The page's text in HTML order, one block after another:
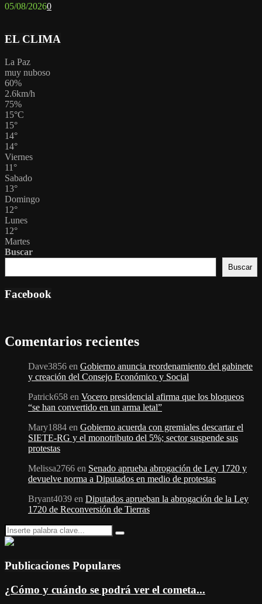
05/08/20260
EL CLIMA
La Paz
muy nuboso
60%
2.6km/h
75%
15°C
15°
14°
14°
Viernes
11 °
Sabado
13°
Domingo
12°
Lunes
12°
Martes
Buscar
Buscar
Facebook
Comentarios recientes
Dave3856 en Gobierno anuncia reordenamiento del gabinete
y creación del Consejo Económico y Social
Patrick658 en Vocero presidencial afirma que los bloqueos
“se han convertido en un arma letal”
Mary1884 en Gobierno acuerda con gremiales descartar el
SIETE-RG y el monotributo del 5%; sector suspende sus
protestas
Melissa2766 en Senado aprueba abrogación de Ley 1720 y
devuelve norma a Diputados en medio de protestas
Bryant4039 en Diputados aprueban la abrogación de la Ley
1720 de Reconversión de Tierras
Search
for:
Search
Publicaciones Populares
¿Cómo y cuándo se podrá ver el cometa...